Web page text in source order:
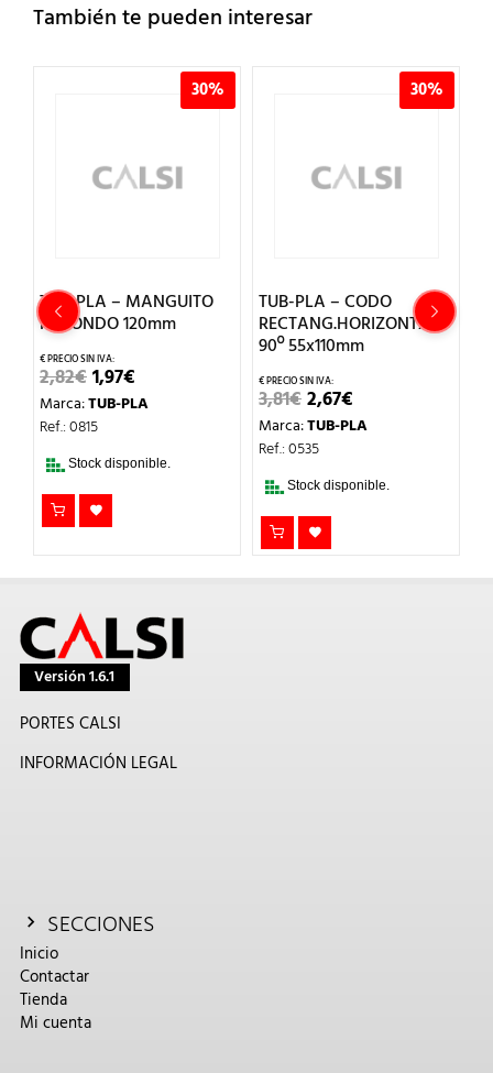
También te pueden interesar
30%
TUB-PLA – MANGUITO
REDONDO 120mm
2,82€EL
PRECIO
ORIGINAL
ERA:
1,97€PRECIO
ACTUAL
Marca:TUB-PLA
Ref.: 0815
Stock disponible.
30%
TUB-PLA – CODO
RECTANG.HORIZONTAL
90º 55x110mm
3,81€EL
PRECIO
ORIGINAL
ERA:
2,67€PRECIO
ACTUAL
Marca:TUB-PLA
Ref.: 0535
Stock disponible.
Versión 1.6.1
PORTES CALSI
INFORMACIÓN LEGAL
SECCIONES
Inicio
Contactar
Tienda
Mi cuenta